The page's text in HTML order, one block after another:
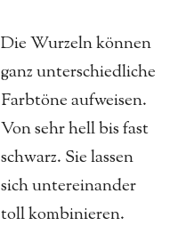
Die Wurzeln können
ganz unterschiedliche
Farbtöne aufweisen.
Von sehr hell bis fast
schwarz. Sie lassen
sich untereinander
toll kombinieren.